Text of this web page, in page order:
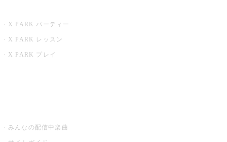
X PARK パーティー
X PARK レッスン
X PARK プレイ
みんなの配信中楽曲